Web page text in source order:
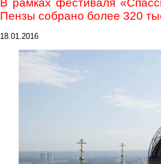
В рамках фестиваля
Пензы собрано более 320
18.01.2016